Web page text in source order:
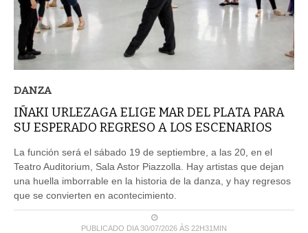
DANZA
IÑAKI URLEZAGA ELIGE MAR DEL PLATA PARA
SU ESPERADO REGRESO A LOS ESCENARIOS
La función será el sábado 19 de septiembre, a las 20, en el
Teatro Auditorium, Sala Astor Piazzolla. Hay artistas que dejan
una huella imborrable en la historia de la danza, y hay regresos
que se convierten en acontecimiento.
PUBLICADO DIA 30/07/2026 ÀS 22H31MIN